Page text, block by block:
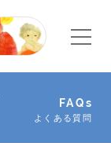
FAQs
よくある質問